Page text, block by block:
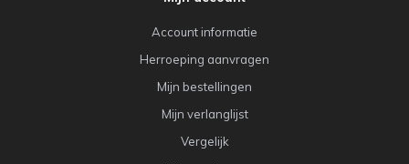
Account informatie
Herroeping aanvragen
Mijn bestellingen
Mijn verlanglijst
Vergelijk